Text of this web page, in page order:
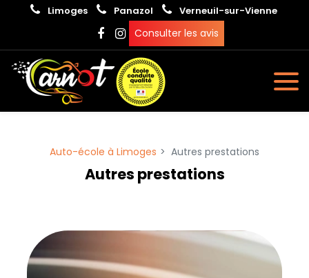
Limoges Panazol Verneuil-sur-Vienne
Consulter les avis
Auto-école à Limoges Autres prestations
Autres prestations
Panneau de gestion des cookies